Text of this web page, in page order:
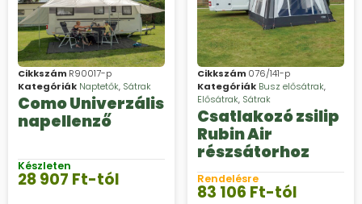
Cikkszám R90017-p
Kategóriák Naptetők, Sátrak
Como Univerzális
napellenző
Készleten
28 907 Ft-tól
Cikkszám 076/141-p
Kategóriák Busz elősátrak,
Elősátrak, Sátrak
Csatlakozó zsilip
Rubin Air
részsátorhoz
Rendelésre
83 106 Ft-tól